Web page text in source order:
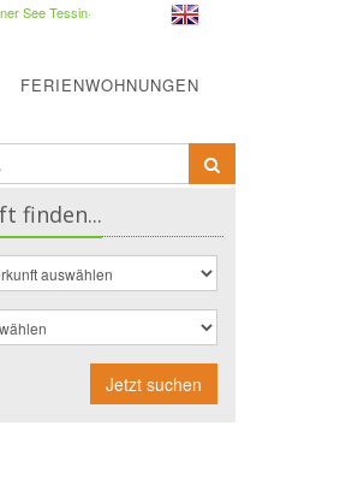
See Tessin·
FERIENWOHNUNGEN
finden...
Jetzt suchen